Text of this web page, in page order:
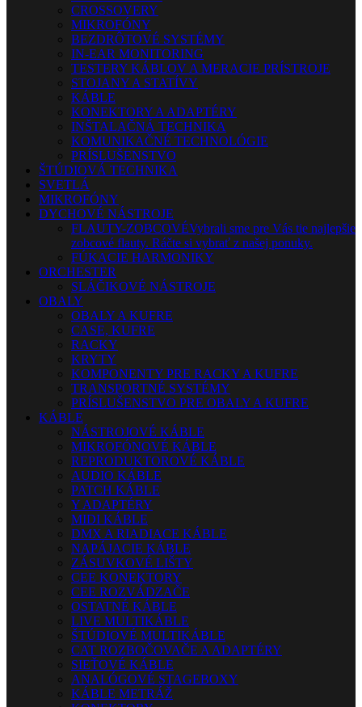
CROSSOVERY
MIKROFÓNY
BEZDRÔTOVÉ SYSTÉMY
IN-EAR MONITORING
TESTERY KÁBLOV A MERACIE PRÍSTROJE
STOJANY A STATÍVY
KÁBLE
KONEKTORY A ADAPTÉRY
INŠTALAČNÁ TECHNIKA
KOMUNIKAČNÉ TECHNOLÓGIE
PRÍSLUŠENSTVO
ŠTÚDIOVÁ TECHNIKA
SVETLÁ
MIKROFÓNY
DYCHOVÉ NÁSTROJE
FLAUTY-ZOBCOVÉVybrali sme pre Vás tie najlepšie
zobcové flauty. Ráčte si vybrať z našej ponuky.
FÚKACIE HARMONIKY
ORCHESTER
SLÁČIKOVÉ NÁSTROJE
OBALY
OBALY A KUFRE
CASE, KUFRE
RACKY
KRYTY
KOMPONENTY PRE RACKY A KUFRE
TRANSPORTNÉ SYSTÉMY
PRÍSLUŠENSTVO PRE OBALY A KUFRE
KÁBLE
NÁSTROJOVÉ KÁBLE
MIKROFÓNOVÉ KÁBLE
REPRODUKTOROVÉ KÁBLE
AUDIO KÁBLE
PATCH KÁBLE
Y ADAPTÉRY
MIDI KÁBLE
DMX A RIADIACE KÁBLE
NAPÁJACIE KÁBLE
ZÁSUVKOVÉ LIŠTY
CEE KONEKTORY
CEE ROZVÁDZAČE
OSTATNÉ KÁBLE
LIVE MULTIKÁBLE
ŠTÚDIOVÉ MULTIKÁBLE
CAT ROZBOČOVAČE A ADAPTÉRY
SIEŤOVÉ KÁBLE
ANALÓGOVÉ STAGEBOXY
KÁBLE METRÁŽ